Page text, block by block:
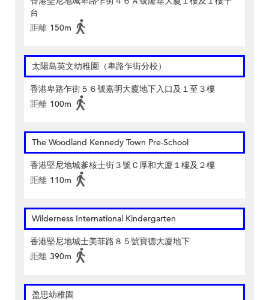
台
距離 150m
太陽島英文幼稚園（卑路乍街分校）
香港卑路乍街５６號嘉明大廈地下入口及１至３樓
距離 100m
The Woodland Kennedy Town Pre-School
香港堅尼地城爹核士街３號Ｃ厚和大廈１樓及２樓
距離 110m
Wilderness International Kindergarten
香港堅尼地城士美菲路８５號寶德大廈地下
距離 390m
盈思幼稚園